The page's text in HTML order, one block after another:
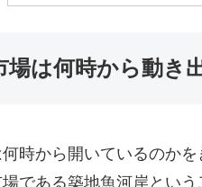
場は何時から動き
時から開いているのか
である築地魚河岸とい